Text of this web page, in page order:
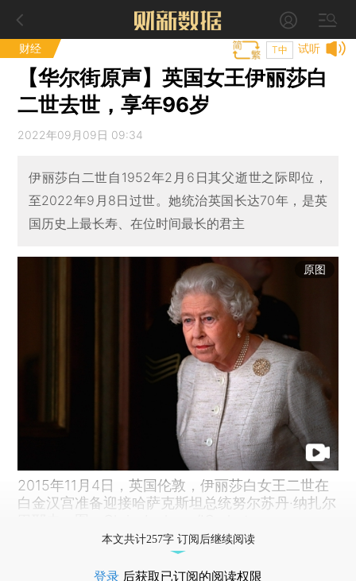
财经 试听
T中
【华尔街原声】英国女王伊丽莎白
二世去世，享年96岁
2022年09月09日 09:34
伊丽莎白二世自1952年2月6日其父逝世之际即位，
至2022年9月8日过世。她统治英国长达70年，是英
国历史上最长寿、在位时间最长的君主
原图
2015年11月4日，英国伦敦，伊丽莎白女王二世在
白金汉宫准备迎接哈萨克斯坦总统努尔苏丹·纳扎尔
本文共计257字 订阅后继续阅读
登录 后获取已订阅的阅读权限